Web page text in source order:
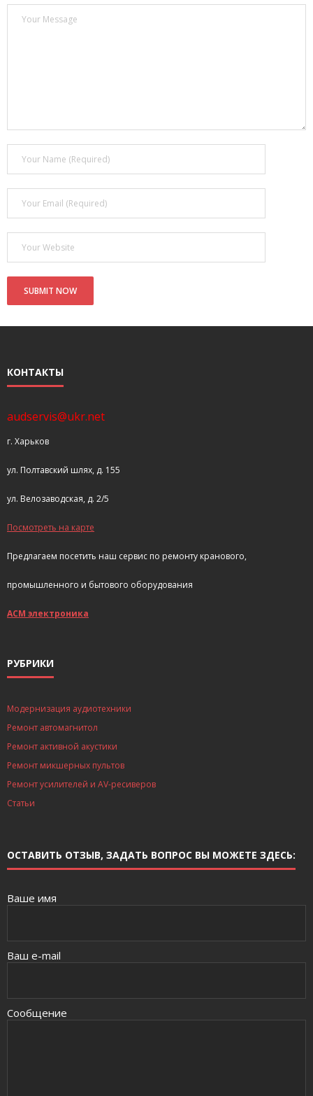
Статьи
- Аудиосистема для открытой площадки. Секреты
инсталляции
- Покупка усилителя после апгрейда. Случай с Амфитоном
- Конфигурирование и настройка акустических систем для
концертных залов
- Улучшаем звучание — подготовка помещения для
прослушивания музыки.
- Выбираем автомагнитолу
Контакты
КОНТАКТЫ
audservis@ukr.net
г. Харьков
ул. Полтавский шлях, д. 155
ул. Велозаводская, д. 2/5
Посмотреть на карте
Предлагаем посетить наш сервис по ремонту кранового,
промышленного и бытового оборудования
АСМ электроника
РУБРИКИ
Модернизация аудиотехники
Ремонт автомагнитол
Ремонт активной акустики
Ремонт микшерных пультов
Ремонт усилителей и AV-ресиверов
Статьи
ОСТАВИТЬ ОТЗЫВ, ЗАДАТЬ ВОПРОС ВЫ МОЖЕТЕ ЗДЕСЬ:
Ваше имя
Ваш e-mail
Сообщение